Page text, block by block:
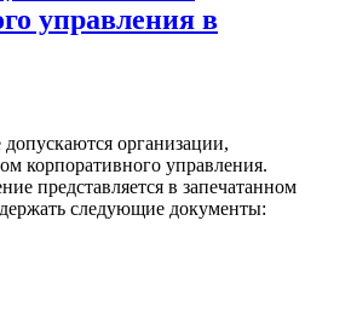
управления в
организации,
корпоративного управления.
представляется в запечатанном
следующие документы: